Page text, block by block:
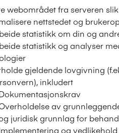
webområdet fra serveren
nettstedet og
statistikk om din og
statistikk og analyser
gjeldende lovgivning
inkludert
av
juridisk grunnlag for
og